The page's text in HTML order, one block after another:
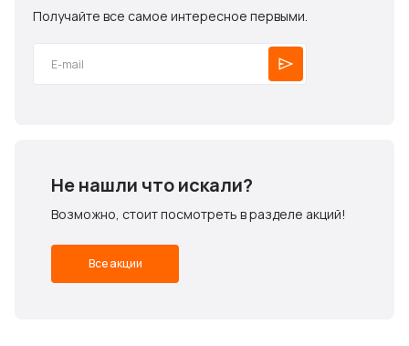
Получайте все самое интересное первыми.
Не нашли что искали?
Возможно, стоит посмотреть в разделе акций!
Все акции